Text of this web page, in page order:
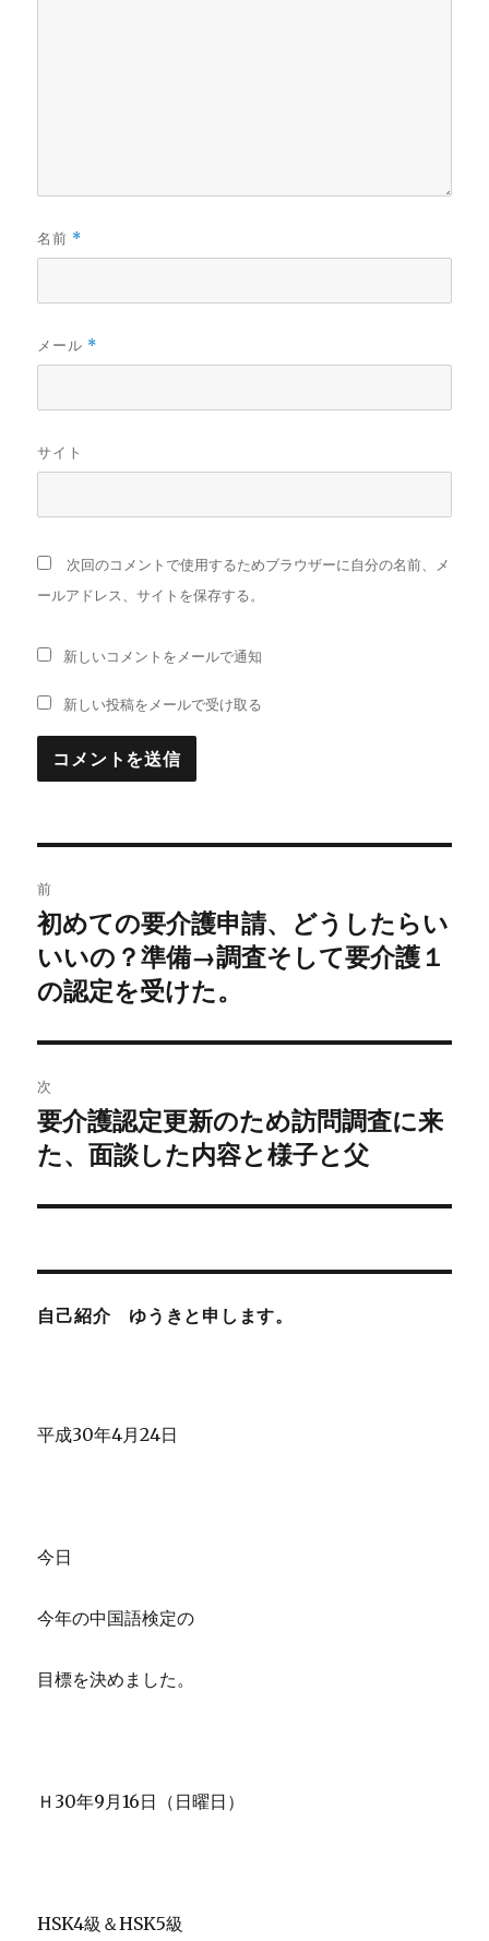
名前 *
メール *
サイト
次回のコメントで使用するためブラウザーに自分の名前、メ
ールアドレス、サイトを保存する。
新しいコメントをメールで通知
新しい投稿をメールで受け取る
稿
ナ
ビ
ゲ
ー
シ
前
前
の
投
初めての要介護申請、どうしたらい
いいの？準備→調査そして要介護１
の認定を受けた。
次
次
の
稿:
要介護認定更新のため訪問調査に来
た、面談した内容と様子と父
自己紹介 ゆうきと申します。
平成30年4月24日
今日
今年の中国語検定の
目標を決めました。
Ｈ30年9月16日（日曜日）
HSK4級＆HSK5級